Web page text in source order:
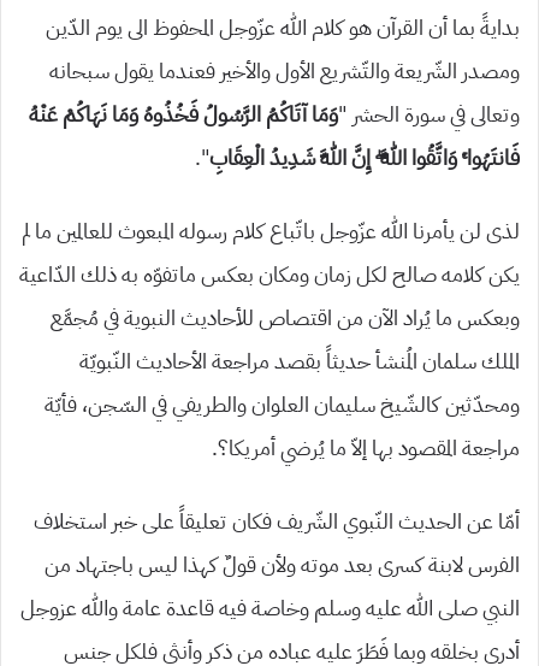
بدايةً بما أن القرآن هو كلام الله عزّوجل المحفوظ الى يوم الدّين
ومصدر الشّريعة والتّشريع الأول والأخير فعندما يقول سبحانه
وتعالى في سورة الحشر “وَمَا آتَاكُمُ الرَّسُولُ فَخُذُوهُ وَمَا نَهَاكُمْ عَنْهُ
فَانتَهُوا ۚ وَاتَّقُوا اللَّهَ ۖ إِنَّ اللَّهَ شَدِيدُ الْعِقَابِ“.
لذى لن يأمرنا الله عزّوجل باتّباع كلام رسوله المبعوث للعالمين ما لم
يكن كلامه صالح لكل زمان ومكان بعكس ماتفوّه به ذلك الدّاعية
وبعكس ما يُراد الآن من اقتصاص للأحاديث النبوية في مُجمَّع
الملك سلمان المُنشأ حديثاً بقصد مراجعة الأحاديث النّبويّة
ومحدّثين كالشّيخ سليمان العلوان والطريفي في السّجن، فأيّة
مراجعة المقصود بها إلاّ ما يُرضي أمريكا؟.
أمّا عن الحديث النّبوي الشّريف فكان تعليقاً على خبر استخلاف
الفرس لابنة كسرى بعد موته ولأن قولٌ كهذا ليس باجتهاد من
النبي صلى الله عليه وسلم وخاصة فيه قاعدة عامة والله عزوجل
أدرى بخلقه وبما فَطَرَ عليه عباده من ذكرٍ وأنثى فلكل جنس